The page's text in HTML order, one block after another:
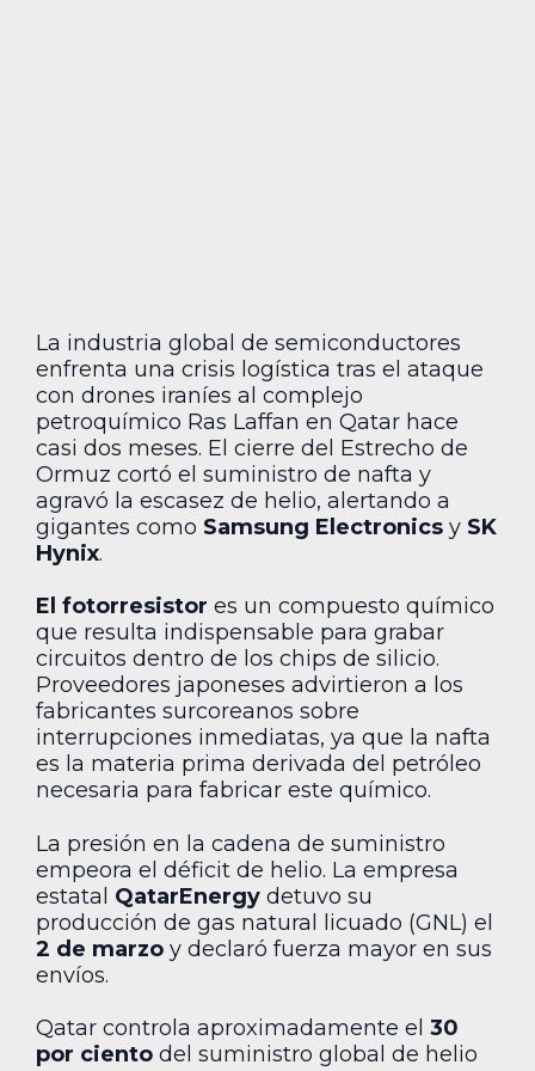
La industria global de semiconductores
enfrenta una crisis logística tras el ataque
con drones iraníes al complejo
petroquímico Ras Laffan en Qatar hace
casi dos meses. El cierre del Estrecho de
Ormuz cortó el suministro de nafta y
agravó la escasez de helio, alertando a
gigantes como Samsung Electronics y SK
Hynix.
El fotorresistor es un compuesto químico
que resulta indispensable para grabar
circuitos dentro de los chips de silicio.
Proveedores japoneses advirtieron a los
fabricantes surcoreanos sobre
interrupciones inmediatas, ya que la nafta
es la materia prima derivada del petróleo
necesaria para fabricar este químico.
La presión en la cadena de suministro
empeora el déficit de helio. La empresa
estatal QatarEnergy detuvo su
producción de gas natural licuado (GNL) el
2 de marzo y declaró fuerza mayor en sus
envíos.
Qatar controla aproximadamente el 30
por ciento del suministro global de helio